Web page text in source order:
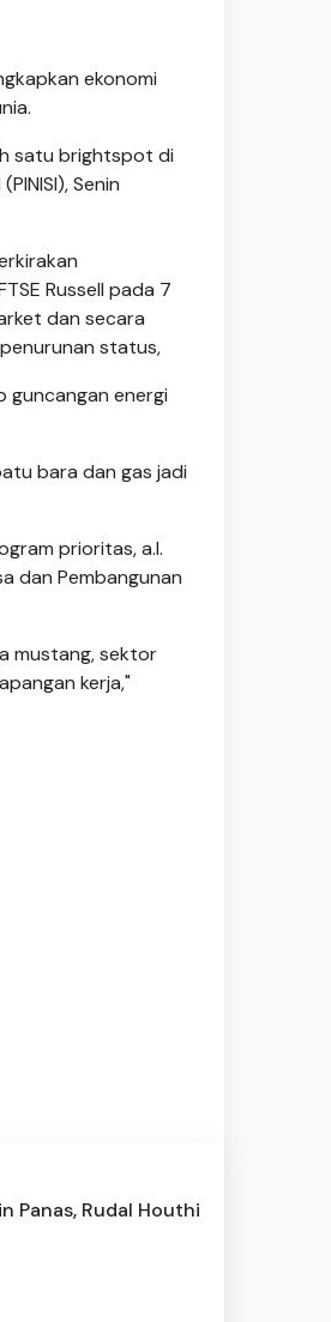
ekonomi
satu brightspot di
Senin
Russell pada 7
dan secara
status,
guncangan energi
bara dan gas jadi
prioritas, a.l.
dan Pembangunan
mustang, sektor
kerja,"
Panas, Rudal Houthi